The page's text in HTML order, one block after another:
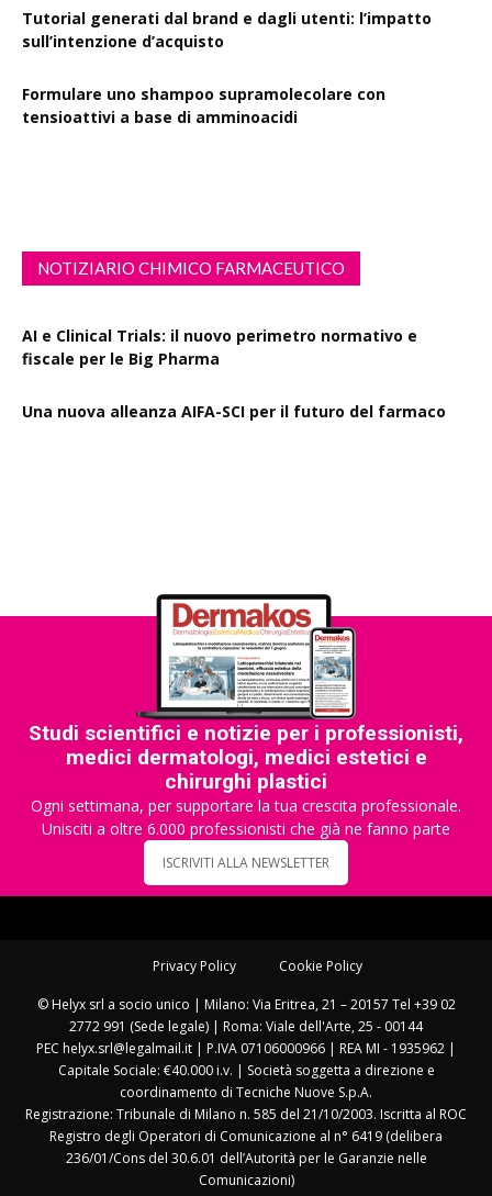
sull’intenzione d’acquisto
tensioattivi a base di amminoacidi
NOTIZIARIO CHIMICO FARMACEUTICO
degradazione mirata delle proteine e la microgravità
fiscale per le Big Pharma
Studi scientifici e notizie per i professionisti,
medici dermatologi, medici estetici e
chirurghi plastici
Ogni settimana, per supportare la tua crescita professionale.
Unisciti a oltre 6.000 professionisti che già ne fanno parte
ISCRIVITI ALLA NEWSLETTER
Privacy Policy Cookie Policy
© Helyx srl a socio unico | Milano: Via Eritrea, 21 – 20157 Tel +39 02
2772 991 (Sede legale) | Roma: Viale dell'Arte, 25 - 00144
PEC helyx.srl@legalmail.it | P.IVA 07106000966 | REA MI - 1935962 |
Capitale Sociale: €40.000 i.v. | Società soggetta a direzione e
coordinamento di Tecniche Nuove S.p.A.
Registrazione: Tribunale di Milano n. 585 del 21/10/2003. Iscritta al ROC
Registro degli Operatori di Comunicazione al n° 6419 (delibera
236/01/Cons del 30.6.01 dell’Autorità per le Garanzie nelle
Comunicazioni)